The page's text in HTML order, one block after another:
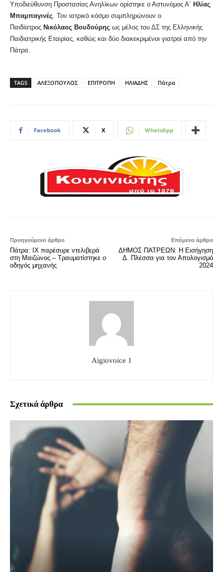
Υποδιεύθυνση Προστασίας Ανηλίκων ορίστηκε ο Αστυνόμος Α΄ Ηλίας
Μπαμπαγινές. Τον ιατρικό κόσμο συμπληρώνουν ο
Παιδίατρος Νικόλαος Βουδούρης ως μέλος του ΔΣ της Ελληνικής
Παιδιατρικής Εταιρίας, καθώς και δύο διακεκριμένοι γιατροί από την
Πάτρα.
TAGS ΑΛΕΞΟΠΟΥΛΟΣ ΕΠΙΤΡΟΠΗ ΗΛΙΑΔΗΣ Πάτρα
Facebook X WhatsApp
Προηγούμενο άρθρο
Πάτρα: ΙΧ παρέσυρε ντελιβερά
στη Μαιζώνος – Τραυματίστηκε ο
οδηγός μηχανής
Επόμενο άρθρο
ΔΗΜΟΣ ΠΑΤΡΕΩΝ: Η Εισήγηση
Δ. Πλέσσα για τον Απολογισμό
2024
Aigiovoice 1
Σχετικά άρθρα